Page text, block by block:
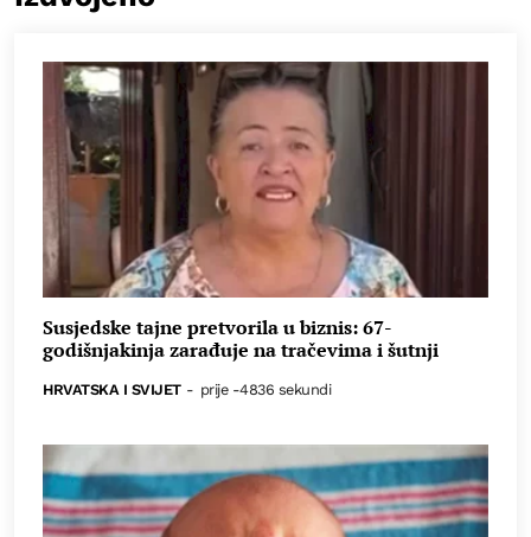
Susjedske tajne pretvorila u biznis: 67-
godišnjakinja zarađuje na tračevima i šutnji
HRVATSKA I SVIJET - prije -4836 sekundi